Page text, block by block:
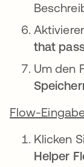
that
Um den
Flow-
Klicken
Helper